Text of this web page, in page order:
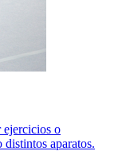
ejercicios o
aparatos.